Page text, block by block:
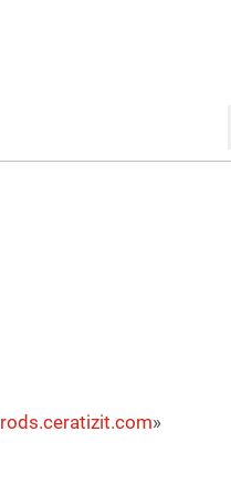
rods.ceratizit.com»